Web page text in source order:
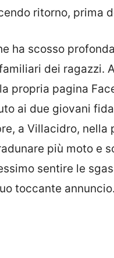
ritorno, prima
ha scosso
dei ragazzi.
propria pagina
ai due giovani
a Villacidro, nella
più moto e
sentire le
toccante annuncio.